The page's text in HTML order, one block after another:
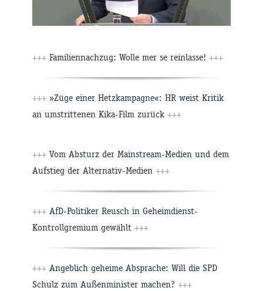
+++ Familiennachzug: Wolle mer se reinlasse! +++
+++ »Züge einer Hetzkampagne«: HR weist Kritik
an umstrittenen Kika-Film zurück +++
+++ Vom Absturz der Mainstream-Medien und dem
Aufstieg der Alternativ-Medien +++
+++ AfD-Politiker Reusch in Geheimdienst-
Kontrollgremium gewählt +++
+++ Angeblich geheime Absprache: Will die SPD
Schulz zum Außenminister machen? +++